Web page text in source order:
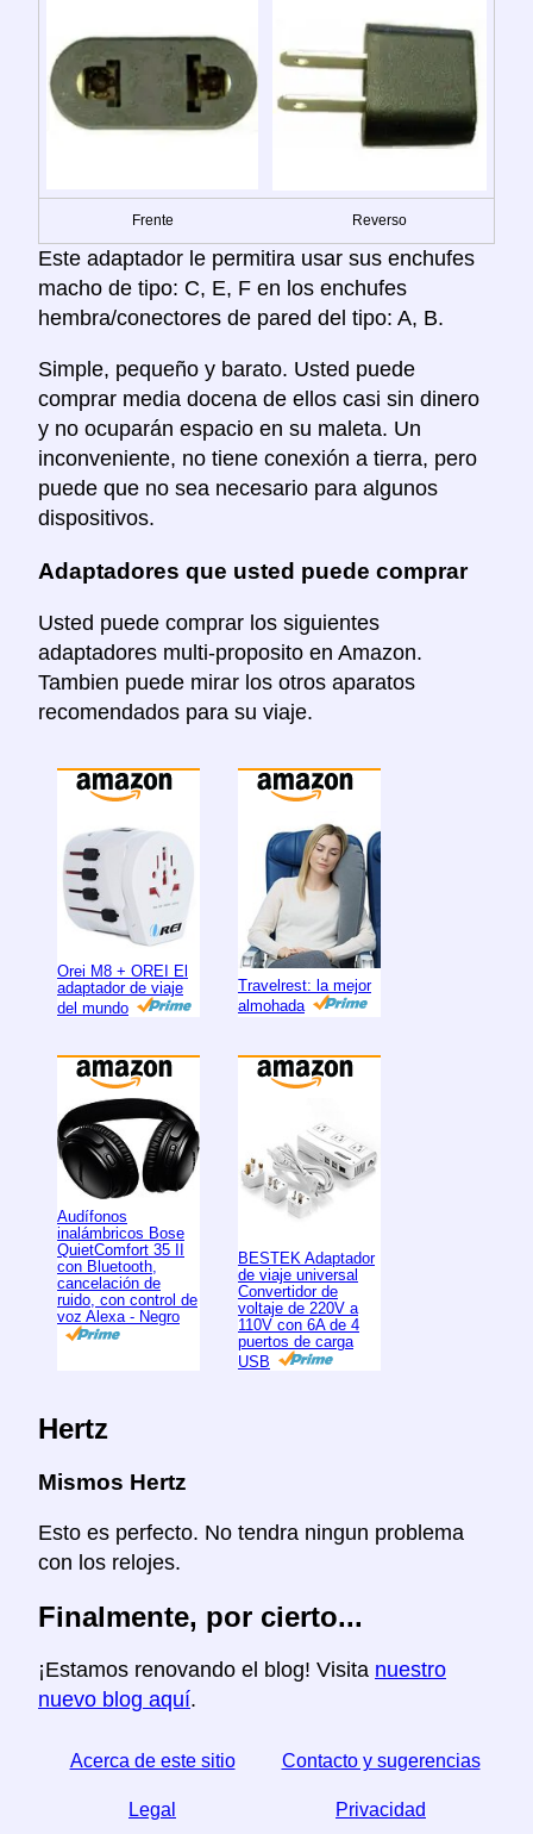
Frente Reverso
Este adaptador le permitira usar sus enchufes
macho de tipo: C, E, F en los enchufes
hembra/conectores de pared del tipo: A, B.
Simple, pequeño y barato. Usted puede
comprar media docena de ellos casi sin dinero
y no ocuparán espacio en su maleta. Un
inconveniente, no tiene conexión a tierra, pero
puede que no sea necesario para algunos
dispositivos.
Adaptadores que usted puede comprar
Usted puede comprar los siguientes
adaptadores multi-proposito en Amazon.
Tambien puede mirar los otros aparatos
recomendados para su viaje.
Orei M8 + OREI El
adaptador de viaje
del mundo
Travelrest: la mejor
almohada
Audífonos
inalámbricos Bose
QuietComfort 35 II
con Bluetooth,
cancelación de
ruido, con control de
voz Alexa - Negro
BESTEK Adaptador
de viaje universal
Convertidor de
voltaje de 220V a
110V con 6A de 4
puertos de carga
USB
Hertz
Mismos Hertz
Esto es perfecto. No tendra ningun problema
con los relojes.
Finalmente, por cierto...
¡Estamos renovando el blog! Visita nuestro
nuevo blog aquí.
Acerca de este sitio Contacto y sugerencias
Legal Privacidad